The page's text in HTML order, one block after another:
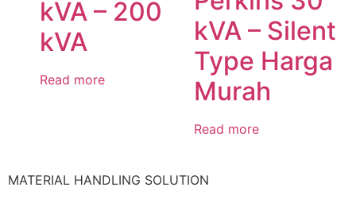
kVA – 200
kVA
Read more
kVA – Silent
Type Harga
Murah
Read more
MATERIAL HANDLING SOLUTION